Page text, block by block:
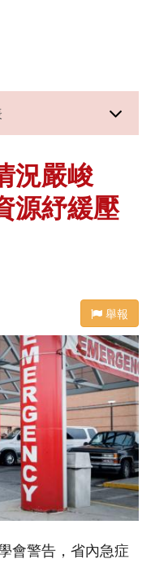
況嚴峻
源紓緩壓
舉報
會警告，省內急症